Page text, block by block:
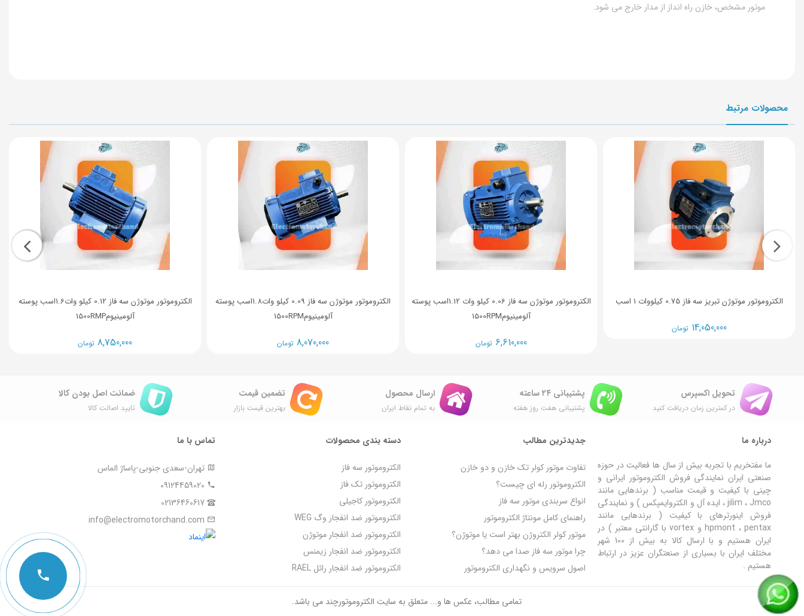
موتور مشخص، خازن راه انداز از مدار خارج می شود.
محصولات مرتبط
الکتروموتور موتوژن تبریز سه فاز 0.75 کیلووات 1 اسب
14,050,000 تومان
الکتروموتور موتوژن سه فاز 0.06 کیلو وات 1.12اسب پوسته
آلومینیوم1500RPM
6,610,000 تومان
الکتروموتور موتوژن سه فاز 0.09 کیلو وات1.8اسب پوسته
آلومینیوم1500RPM
8,070,000 تومان
الکتروموتور موتوژن سه فاز 0.12 کیلو وات1.6اسب پوسته
آلومینیوم1500RMP
8,750,000 تومان
تحویل اکسپرس
در کمترین زمان دریافت کنید
پشتیبانی ۲۴ ساعته
پشتیبانی هفت روز هفته
ارسال محصول
به تمام نقاط ایران
تضمین قیمت
بهترین قیمت بازار
ضمانت اصل ‌بودن کالا
تایید اصالت کالا
درباره ما
ما مفتخریم با تجربه بیش از سال ها فعالیت در حوزه
صنعتی ایران نمایندگی فروش الکتروموتور ایرانی و
چینی با کیفیت و قیمت مناسب ( برندهایی مانند
jilim ، Jmco ، ایده آل و الکتروایمپکس ) و نمایندگی
فروش اینورترهای با کیفیت ( برندهایی مانند
hpmont ، pentax و vortex با گارانتی معتبر ) در
ایران هستیم و با ارسال کالا به بیش از 100 شهر
مختلف ایران با بسیاری از صنعتگران عزیز در ارتباط
هستیم .
جدیدترین مطالب
تفاوت موتور کولر تک خازن و دو خازن
الکتروموتور رله‌ ای چیست؟
انواع سربندی موتور سه فاز
راهنمای کامل مونتاژ الکتروموتور
موتور کولر الکتروژن بهتر است یا موتوژن؟
چرا موتور سه فاز صدا می‌ دهد؟
اصول سرویس و نگهداری الکتروموتور
دسته بندی محصولات
الکتروموتور سه فاز
الکتروموتور تک فاز
الکتروموتور کاجیلی
الکتروموتور ضد انفجار وگ WEG
الکتروموتور ضد انفجار موتوژن
الکتروموتور ضد انفجار زیمنس
الکتروموتور ضد انفجار رائل RAEL
تماس با ما
تهران-سعدی جنوبی-پاساژ الماس
02136460617
تمامی مطالب، عکس ها و... متعلق به سایت الکتروموتورچند می باشد.